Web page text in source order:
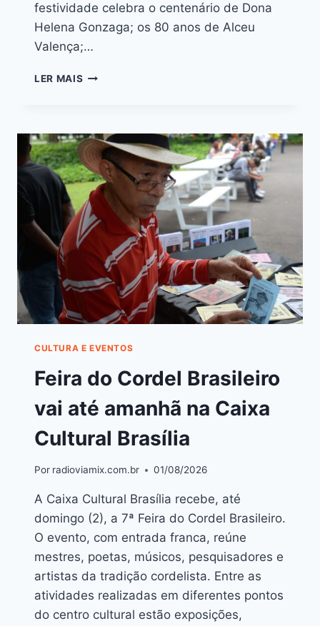
festividade celebra o centenário de Dona
Helena Gonzaga; os 80 anos de Alceu
Valença;…
LER MAIS
CULTURA E EVENTOS
Feira do Cordel Brasileiro
vai até amanhã na Caixa
Cultural Brasília
Por radioviamix.com.br 01/08/2026
A Caixa Cultural Brasília recebe, até
domingo (2), a 7ª Feira do Cordel Brasileiro.
O evento, com entrada franca, reúne
mestres, poetas, músicos, pesquisadores e
artistas da tradição cordelista. Entre as
atividades realizadas em diferentes pontos
do centro cultural estão exposições,